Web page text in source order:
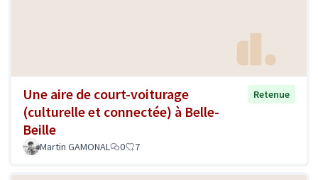
Une aire de court-voiturage
(culturelle et connectée) à Belle-
Beille
Retenue
Martin GAMONAL 0 7